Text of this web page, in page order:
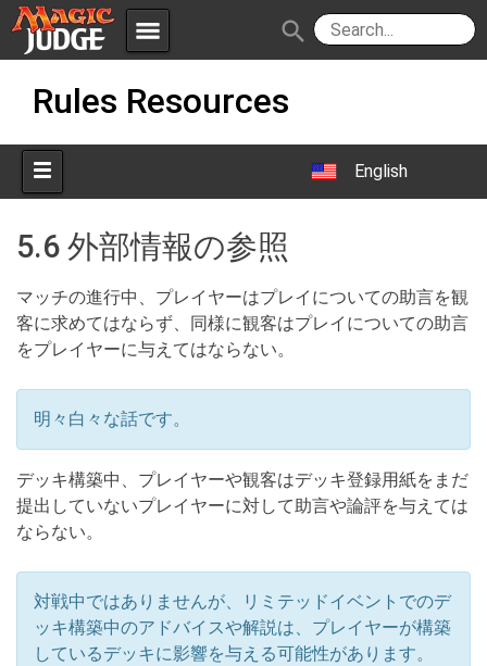
menu
Apps
Forum
Judges
Policies IPG
JAR
search
Rules Resources
English
5.6 外部情報の参照
マッチの進行中、プレイヤーはプレイについての助言を観
客に求めてはならず、同様に観客はプレイについての助言
をプレイヤーに与えてはならない。
明々白々な話です。
デッキ構築中、プレイヤーや観客はデッキ登録用紙をまだ
提出していないプレイヤーに対して助言や論評を与えては
ならない。
対戦中ではありませんが、リミテッドイベントでのデ
ッキ構築中のアドバイスや解説は、プレイヤーが構築
しているデッキに影響を与える可能性があります。